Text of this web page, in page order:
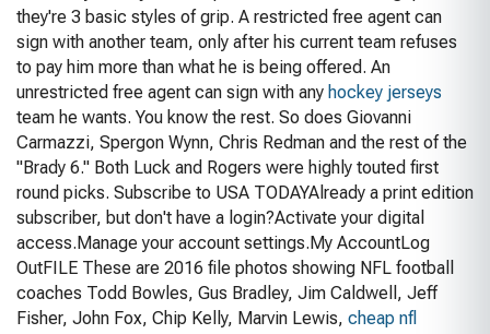
they're 3 basic styles of grip. A restricted free agent can
sign with another team, only after his current team refuses
to pay him more than what he is being offered. An
unrestricted free agent can sign with any hockey jerseys
team he wants. You know the rest. So does Giovanni
Carmazzi, Spergon Wynn, Chris Redman and the rest of the
"Brady 6." Both Luck and Rogers were highly touted first
round picks. Subscribe to USA TODAYAlready a print edition
subscriber, but don't have a login?Activate your digital
access.Manage your account settings.My AccountLog
OutFILE These are 2016 file photos showing NFL football
coaches Todd Bowles, Gus Bradley, Jim Caldwell, Jeff
Fisher, John Fox, Chip Kelly, Marvin Lewis, cheap nfl